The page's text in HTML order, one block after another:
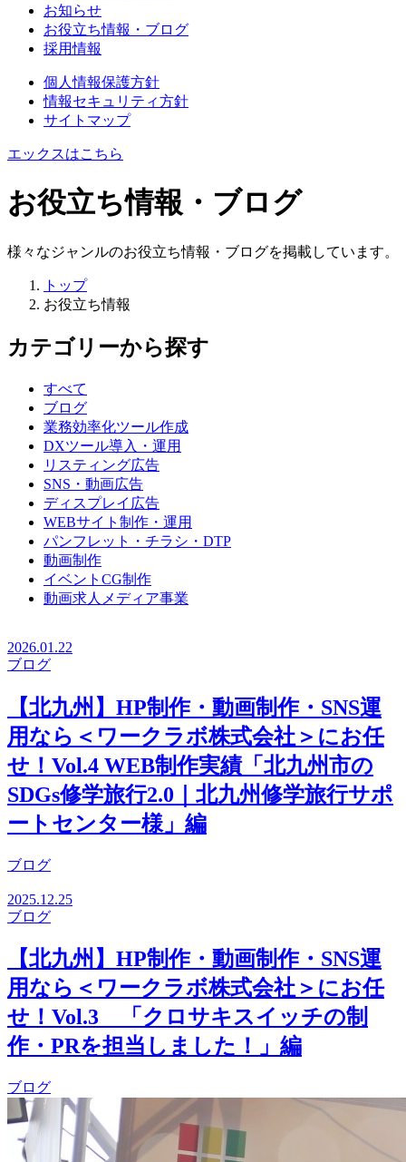
お知らせ
お役立ち情報・ブログ
採用情報
個人情報保護方針
情報セキュリティ方針
サイトマップ
エックスはこちら
お役立ち情報・ブログ
様々なジャンルのお役立ち情報・ブログを掲載しています。
トップ
お役立ち情報
カテゴリーから探す
すべて
ブログ
業務効率化ツール作成
DXツール導入・運用
リスティング広告
SNS・動画広告
ディスプレイ広告
WEBサイト制作・運用
パンフレット・チラシ・DTP
動画制作
イベントCG制作
動画求人メディア事業
2026.01.22
ブログ
【北九州】HP制作・動画制作・SNS運
用なら＜ワークラボ株式会社＞にお任
せ！Vol.4 WEB制作実績「北九州市の
SDGs修学旅行2.0｜北九州修学旅行サポ
ートセンター様」編
ブログ
2025.12.25
ブログ
【北九州】HP制作・動画制作・SNS運
用なら＜ワークラボ株式会社＞にお任
せ！Vol.3 「クロサキスイッチの制
作・PRを担当しました！」編
ブログ